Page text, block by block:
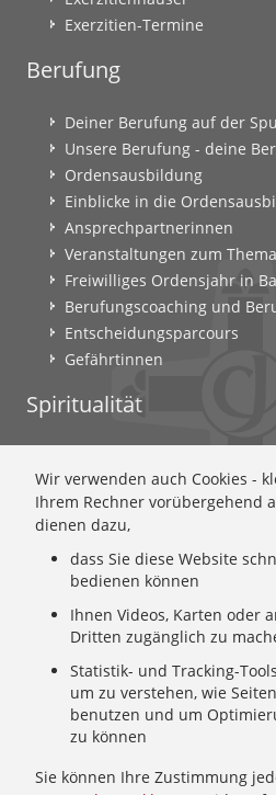
Exerzitien-Termine
Berufung
Deiner Berufung auf der
Unsere Berufung - deine
Ordensausbildung
Einblicke in die
Ansprechpartnerinnen
Veranstaltungen zum
Freiwilliges Ordensjahr in
Berufungscoaching und
Entscheidungsparcours
Gefährtinnen
Spiritualität
Ignatianisch beten: Wie
Ignatianisch und weiblich:
Mary-Ward: Geschichte und
Mary Ward 400: Mary
Spirituelle Impulse
Zeitschrift: Spiritualität
Gemeinschaft
Wer wir sind: Ignatianisch -
Wie wir leben: Unsere
Wir verwenden auch Cookies -
Ihrem Rechner vorübergehend
dienen dazu,
dass Sie diese Website
bedienen können
Ihnen Videos, Karten oder
Dritten zugänglich zu
Statistik- und Tracking-
um zu verstehen, wie
benutzen und um
zu können
Sie können Ihre Zustimmung